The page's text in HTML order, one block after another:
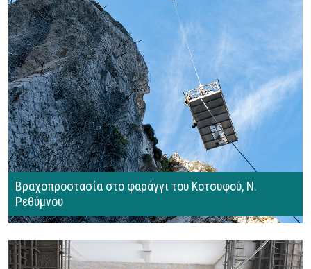
Βραχοπροστασία στο φαράγγι του Κοτσυφού, Ν.
Ρεθύμνου